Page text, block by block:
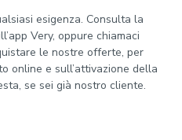
esigenza. Consulta la
Very, oppure chiamaci
le nostre offerte, per
online e sull’attivazione della
se sei già nostro cliente.